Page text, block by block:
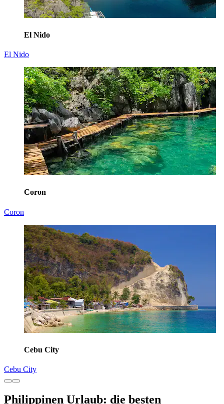
El Nido
El Nido
Coron
Coron
Cebu City
Cebu City
Philippinen Urlaub: die besten